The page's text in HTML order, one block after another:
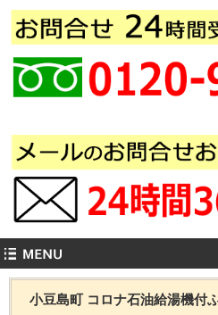
小豆島町 コロナ石油給湯機付